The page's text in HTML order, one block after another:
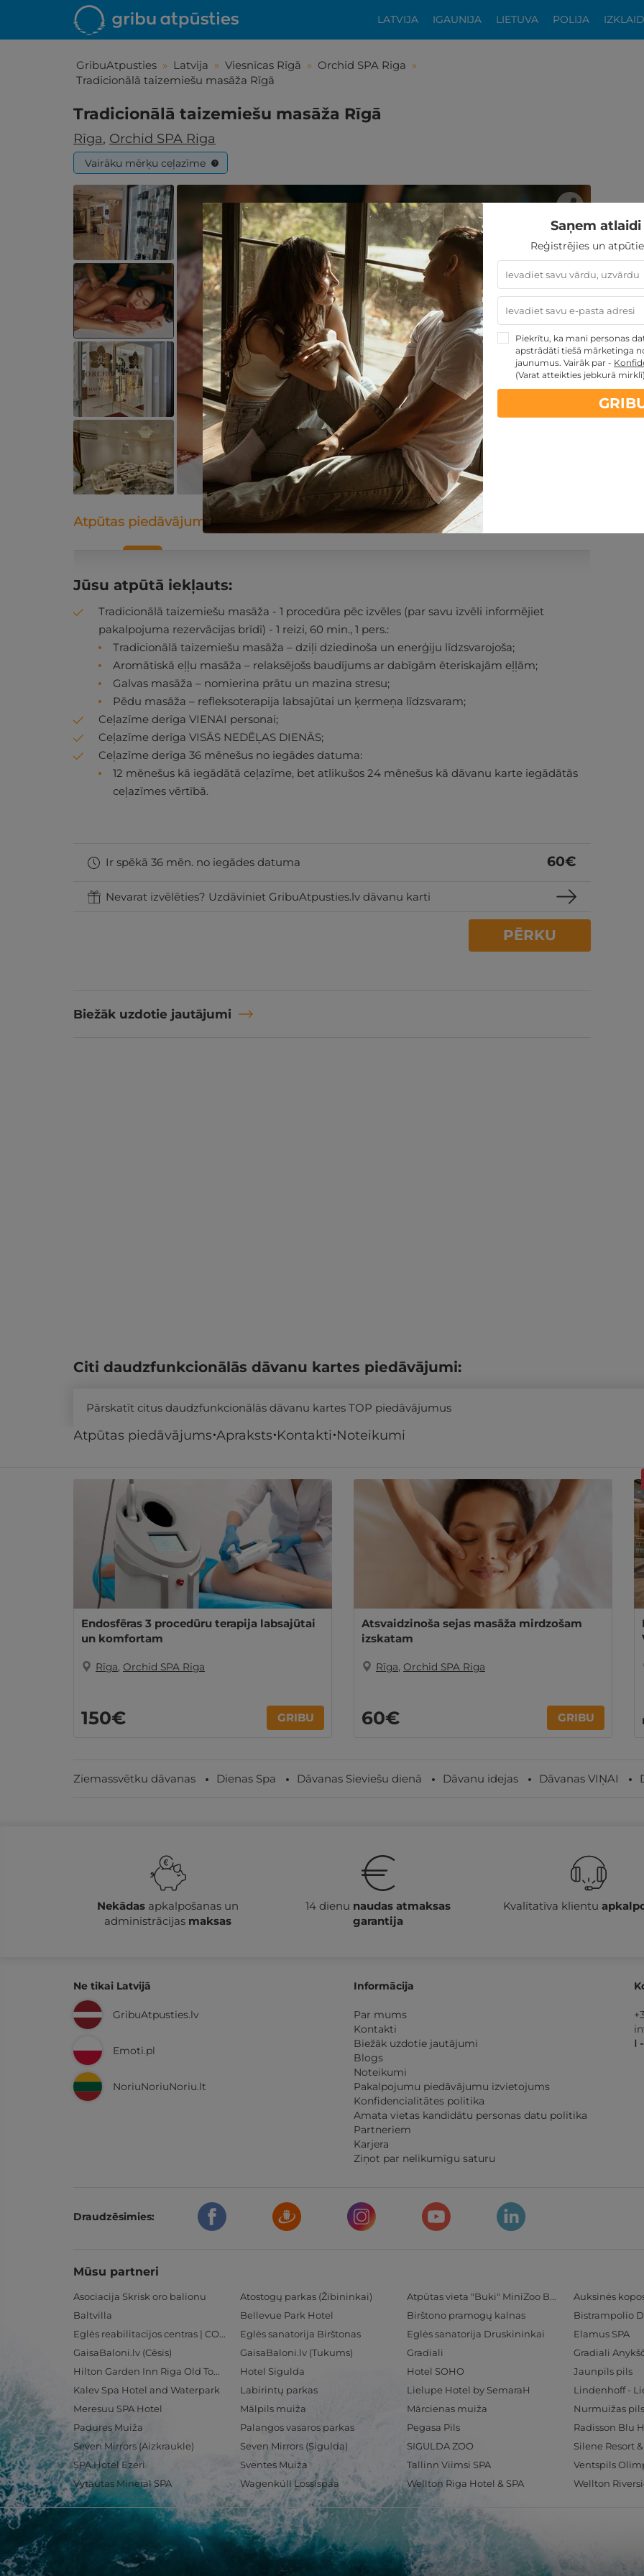
LATVIJA IGAUNIJA LIETUVA POLIJA
GribuAtpusties » Latvija » Viesnīcas Rīgā » Orchid SPA Riga »
Tradicionālā taizemiešu masāža Rīgā
Tradicionālā taizemiešu masāža Rīgā
Rīga, Orchid SPA Riga
Vairāku mērķu ceļazīme ?
Iepatikās šis piedāvājums?
Līdz brīnišķīgai atpūtai atlikuši tikai daži soļi
PĒRKU
Atpūtas piedāvājums Apraksts Kontakti Noteikumi
Jūsu atpūtā iekļauts:
Tradicionālā taizemiešu masāža - 1 procedūra pēc izvēles (par savu izvēli informējiet
pakalpojuma rezervācijas brīdī) - 1 reizi, 60 min., 1 pers.:
Tradicionālā taizemiešu masāža – dziļi dziedinoša un enerģiju līdzsvarojoša;
Aromātiskā eļļu masāža – relaksējošs baudījums ar dabīgām ēteriskajām eļļām;
Galvas masāža – nomierina prātu un mazina stresu;
Pēdu masāža – refleksoterapija labsajūtai un ķermeņa līdzsvaram;
Ceļazīme derīga VIENAI personai;
Ceļazīme derīga VISĀS NEDĒĻAS DIENĀS;
Ceļazīme derīga 36 mēnešus no iegādes datuma:
12 mēnešus kā iegādātā ceļazīme, bet atlikušos 24 mēnešus kā dāvanu karte iegādātās
ceļazīmes vērtībā.
Ir spēkā 36 mēn. no iegādes datuma 60€
Nevarat izvēlēties? Uzdāviniet GribuAtpusties.lv dāvanu karti
PĒRKU
Biežāk uzdotie jautājumi
Atpūtas piedāvājums Apraksts Kontakti Noteikumi
Citi daudzfunkcionālās dāvanu kartes piedāvājumi:
Pārskatīt citus daudzfunkcionālās dāvanu kartes TOP piedāvājumus
Endosfēras 3 procedūru terapija labsajūtai
un komfortam
Rīga, Orchid SPA Riga
150€ GRIBU
Atsvaidzinoša sejas masāža mirdzošam
izskatam
Rīga, Orchid SPA Riga
60€ GRIBU
Ziemassvētku dāvanas Dienas Spa Dāvanas Sieviešu dienā Dāvanu idejas Dāvanas VIŅAI
Nekādasapkalpošanas un
administrācijas maksas
14 dienu naudas atmaksas
garantija
Kvalitatīva klientu
Ne tikai Latvijā
GribuAtpusties.lv
Emoti.pl
NoriuNoriuNoriu.lt
Informācija
Par mums
Kontakti
Biežāk uzdotie jautājumi
Blogs
Noteikumi
Pakalpojumu piedāvājumu izvietojums
Konfidencialitātes politika
Amata vietas kandidātu personas datu politika
Partneriem
Karjera
Ziņot par nelikumīgu saturu
I
Draudzēsimies:
Mūsu partneri
Asociacija Skrisk oro balionu Atostogų parkas (Žibininkai) Atpūtas vieta "Buki" MiniZoo BUKS Auksinės
Baltvilla
Bellevue Park Hotel Birštono pramogų kalnas Bistrampolio
Eglės reabilitacijos centras | CORE
Eglės sanatorija Birštonas Eglės sanatorija Druskininkai Elamus SPA
GaisaBaloni.lv (Cēsis)
GaisaBaloni.lv (Tukums) Gradiali Gradiali
Hilton Garden Inn Riga Old Town
Hotel Sigulda Hotel SOHO Jaunpils pils
Kalev Spa Hotel and Waterpark
Labirintų parkas Lielupe Hotel by SemaraH Lindenhoff -
Meresuu SPA Hotel
Mālpils muiža Mārcienas muiža Nurmuižas pils
Padures Muiža
Palangos vasaros parkas Pegasa Pils
Seven Mirrors (Aizkraukle)
Seven Mirrors (Sigulda) SIGULDA ZOO Silene Resort &
SPA Hotel Ezeri
Sventes Muiža Tallinn Viimsi SPA
Vytautas Mineral SPA
Wagenküll Lossispaa Wellton Riga Hotel & SPA Wellton
Saņem
Reģistrējies un
Piekrītu, ka mani personas
apstrādāti tiešā mārketinga
jaunumus. Vairāk par -
(Varat atteikties jebkurā mirklī)